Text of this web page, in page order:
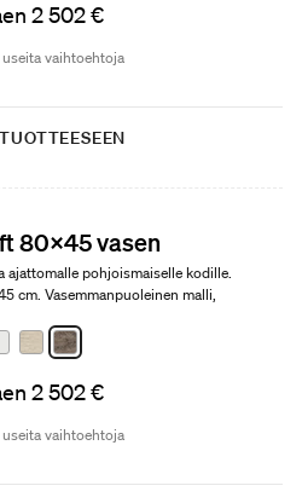
2 502 €
useita vaihtoehtoja
80x45 vasen
pohjoismaiselle kodille.
cm. Vasemmanpuoleinen malli,
2 502 €
useita vaihtoehtoja